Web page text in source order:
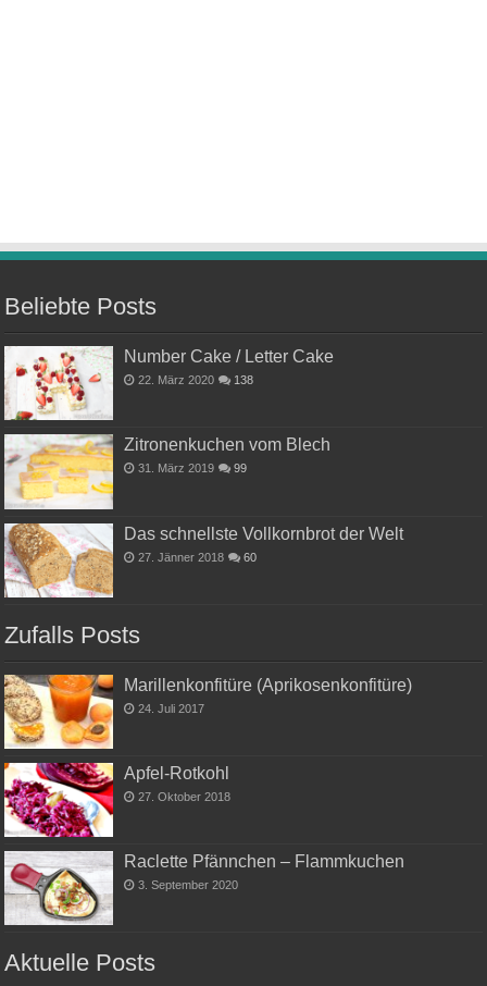
Beliebte Posts
Number Cake / Letter Cake
22. März 2020 138
Zitronenkuchen vom Blech
31. März 2019 99
Das schnellste Vollkornbrot der Welt
27. Jänner 2018 60
Zufalls Posts
Marillenkonfitüre (Aprikosenkonfitüre)
24. Juli 2017
Apfel-Rotkohl
27. Oktober 2018
Raclette Pfännchen – Flammkuchen
3. September 2020
Aktuelle Posts